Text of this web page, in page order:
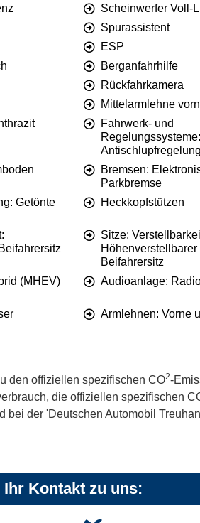
Scheinwerfer Voll-
Spurassistent
ESP
Berganfahrhilfe
Rückfahrkamera
Mittelarmlehne vorn
Fahrwerk- und
Regelungssysteme:
Bremsen:
Parkbremse
Getönte
Heckkopfstützen
Sitze:
Höhenverstellbarer
Beifahrersitz
(MHEV) Audioanlage:
Armlehnen: Vorne
den offiziellen spezifischen CO2-
die offiziellen spezifischen
der 'Deutschen Automobil
Ihr Kontakt zu uns: